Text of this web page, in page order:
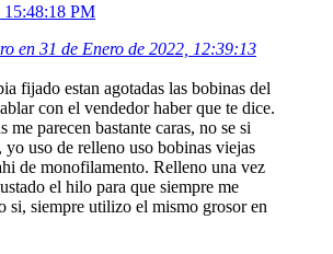
15:48:18 PM
en 31 de Enero de 2022, 12:39:13
fijado estan agotadas las bobinas del
con el vendedor haber que te dice.
me parecen bastante caras, no se si
yo uso de relleno uso bobinas viejas
de monofilamento. Relleno una vez
el hilo para que siempre me
si, siempre utilizo el mismo grosor en